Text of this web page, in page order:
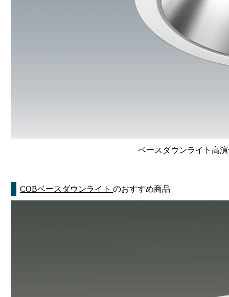
ベースダウンライト高
COBベースダウンライトのおすすめ商品